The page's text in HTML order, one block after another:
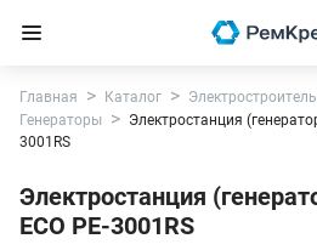
Главная Каталог
Генераторы
Электростанция
3001RS
Электростанция
ECO PE-3001RS